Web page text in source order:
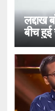
लद्दाख
बीच